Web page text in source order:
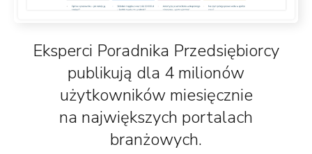
Eksperci Poradnika Przedsiębiorcy
publikują dla 4 milionów
użytkowników miesięcznie
na największych portalach
branżowych.